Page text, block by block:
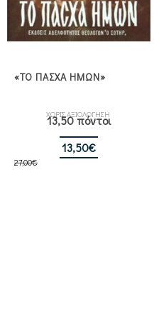
«ΤΟ ΠΑΣΧΑ ΗΜΩΝ»
ΧΩΡΙΣ ΑΞΙΟΛΟΓΗΣΗ
13,50 πόντοι
27,00€
Original
13,50€